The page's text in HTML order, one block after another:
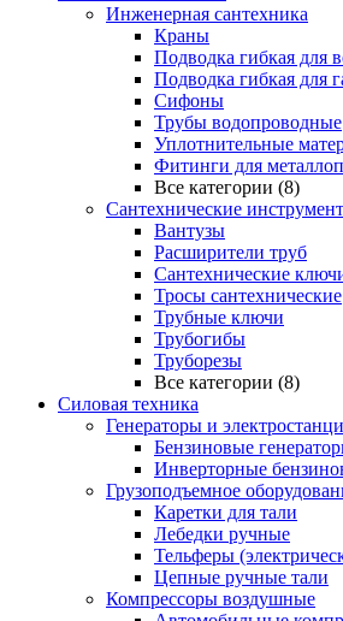
Инженерная сантехника
Краны
Подводка гибкая для
Подводка гибкая для
Сифоны
Трубы водопроводные
Уплотнительные
Фитинги для
Все категории (8)
Сантехнические
Вантузы
Расширители труб
Сантехнические
Тросы сантехнические
Трубные ключи
Трубогибы
Труборезы
Все категории (8)
Силовая техника
Генераторы и
Бензиновые
Инверторные
Грузоподъемное
Каретки для тали
Лебедки ручные
Тельферы
Цепные ручные тали
Компрессоры воздушные